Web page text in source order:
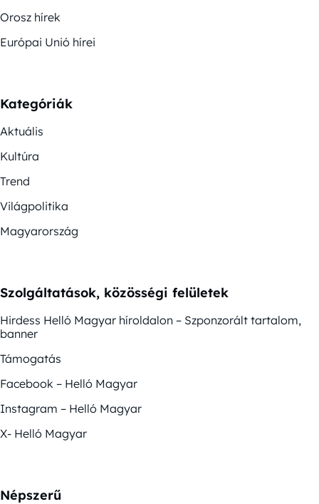
Orosz hírek
Európai Unió hírei
Kategóriák
Aktuális
Kultúra
Trend
Világpolitika
Magyarország
Szolgáltatások, közösségi felületek
Hirdess Helló Magyar híroldalon – Szponzorált tartalom,
banner
Támogatás
Facebook – Helló Magyar
Instagram – Helló Magyar
X- Helló Magyar
Népszerű